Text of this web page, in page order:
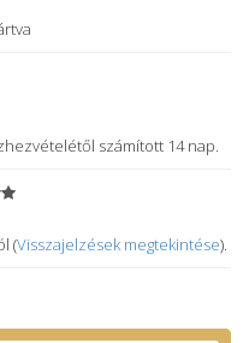
számított 14 nap.
(Visszajelzések megtekintése).